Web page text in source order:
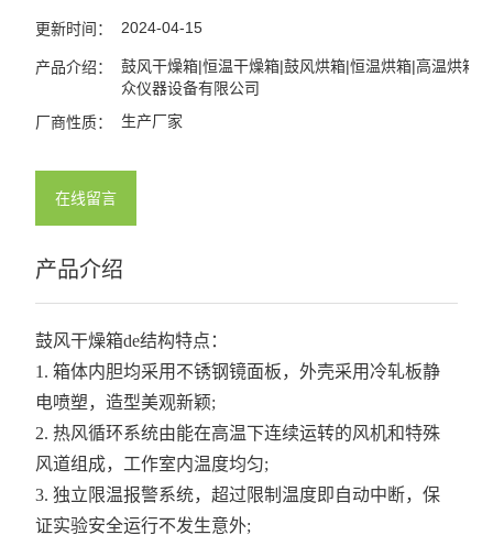
更新时间： 2024-04-15
产品介绍：
鼓风干燥箱|恒温干燥箱|鼓风烘箱|恒温烘箱|高温烘箱-
众仪器设备有限公司
厂商性质： 生产厂家
在线留言
产品介绍
鼓风干燥箱de结构特点：
1.箱体内胆均采用不锈钢镜面板，外壳采用冷轧板静
电喷塑，造型美观新颖;
2.热风循环系统由能在高温下连续运转的风机和特殊
风道组成，工作室内温度均匀;
3.独立限温报警系统，超过限制温度即自动中断，保
证实验安全运行不发生意外;